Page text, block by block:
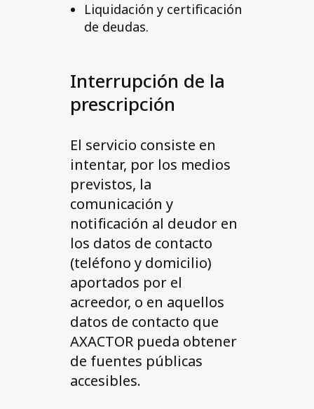
Liquidación y certificación
de deudas.
Interrupción de la
prescripción
El servicio consiste en
intentar, por los medios
previstos, la
comunicación y
notificación al deudor en
los datos de contacto
(teléfono y domicilio)
aportados por el
acreedor, o en aquellos
datos de contacto que
AXACTOR pueda obtener
de fuentes públicas
accesibles.